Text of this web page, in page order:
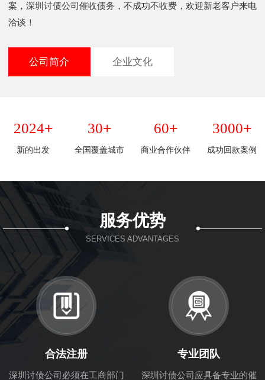
案，深圳讨债公司催收债务，不成功不收费，欢迎新老客户来电
洽谈！
公司简介 企业文化
2024+
新的出发
30+
全国覆盖城市
60+
商业合作伙伴
3000+
成功回款案例
服务优势
SERVICES ADVANTAGES
合法注册
深圳讨债公司必须在工商部门
专业团队
深圳讨债公司应具备专业的催